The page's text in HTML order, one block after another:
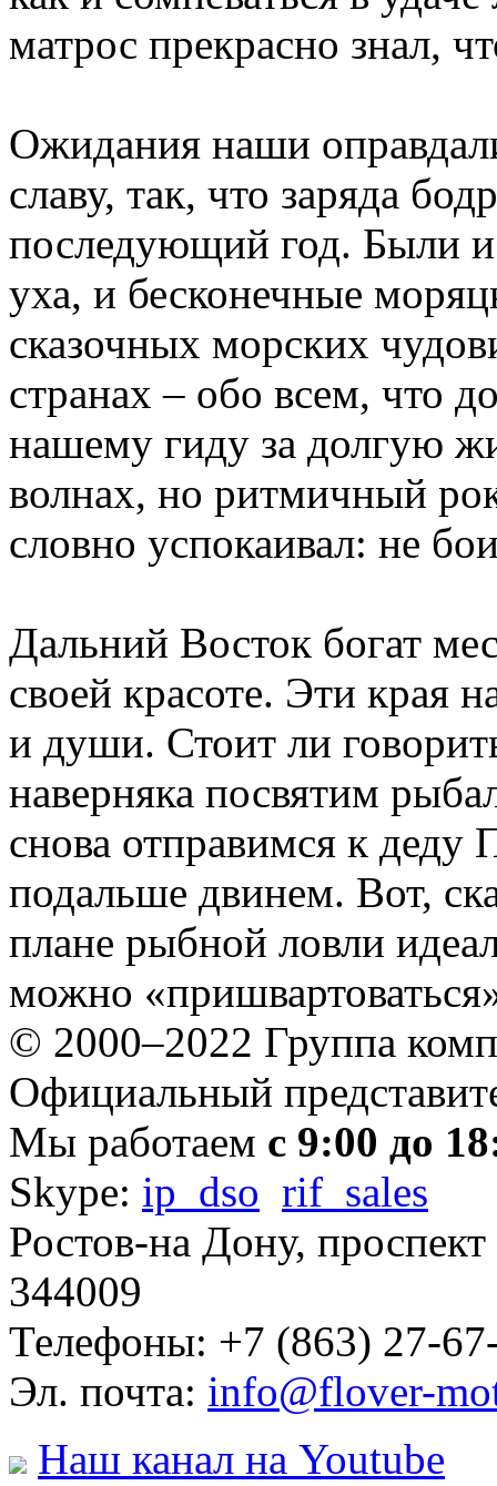
матрос прекрасно знал,
Ожидания наши
славу, так, что заряда
последующий год. Были и
уха, и бесконечные
сказочных морских
странах – обо всем, что
нашему гиду за долгую
волнах, но ритмичный
словно успокаивал: не
Дальний Восток богат
своей красоте. Эти края
и души. Стоит ли
наверняка посвятим
снова отправимся к
подальше двинем. Вот,
плане рыбной ловли
можно
© 2000–2022 Группа
Официальный
Мы работаем с 9:00 до
Skype: ip_dso rif_sales
Ростов-на Дону,
344009
Телефоны: +7 (863) 27-
Эл. почта: info@flover-
Наш канал на Youtube